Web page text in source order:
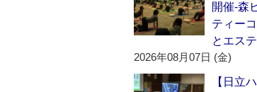
開催‐森
ティー
とエス
2026年08月07日 (金)
【日立